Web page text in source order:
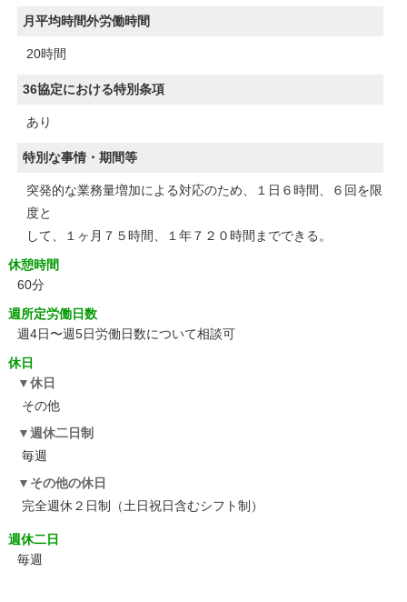
月平均時間外労働時間
20時間
36協定における特別条項
あり
特別な事情・期間等
突発的な業務量増加による対応のため、１日６時間、６回を限
度と
して、１ヶ月７５時間、１年７２０時間までできる。
休憩時間
60分
週所定労働日数
週4日〜週5日労働日数について相談可
休日
休日
その他
週休二日制
毎週
その他の休日
完全週休２日制（土日祝日含むシフト制）
週休二日
毎週